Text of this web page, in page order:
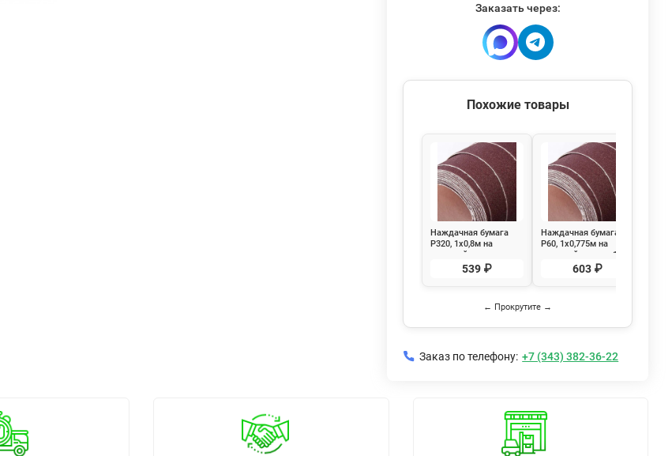
Заказать через:
Похожие товары
Наждачная бумага
Р320, 1х0,8м на
тканевой основе
539 ₽
Наждачная бумага
Р60, 1х0,775м на
тканевой основе, 1
603 ₽
← Прокрутите →
Заказ по телефону: +7 (343) 382-36-22